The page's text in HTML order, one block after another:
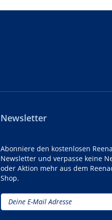
Newsletter
Abonniere den kostenlosen
Newsletter und verpasse keine
oder Aktion mehr aus dem
Shop.